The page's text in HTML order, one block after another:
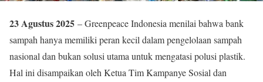
23 Agustus 2025 – Greenpeace Indonesia menilai bahwa bank
sampah hanya memiliki peran kecil dalam pengelolaan sampah
nasional dan bukan solusi utama untuk mengatasi polusi plastik.
Hal ini disampaikan oleh Ketua Tim Kampanye Sosial dan